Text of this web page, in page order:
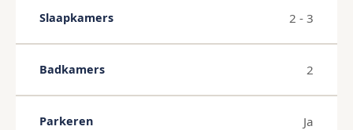
Slaapkamers 2 - 3
Badkamers 2
Parkeren Ja